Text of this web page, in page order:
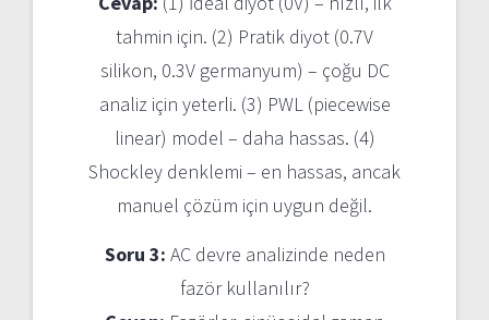
tahmin için. (2) Pratik diyot (0.7V
silikon, 0.3V germanyum) – çoğu DC
analiz için yeterli. (3) PWL (piecewise
linear) model – daha hassas. (4)
Shockley denklemi – en hassas, ancak
manuel çözüm için uygun değil.
Soru 3: AC devre analizinde neden
fazör kullanılır?